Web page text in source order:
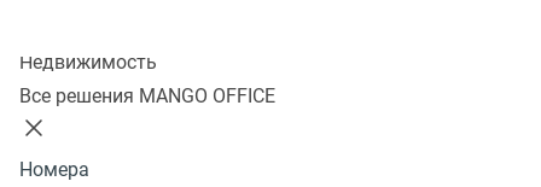
Недвижимость
Все решения MANGO OFFICE
Номера
Компаниям среднего и крупного бизнеса удобно
иметь необходимые инструменты в едином окне своей